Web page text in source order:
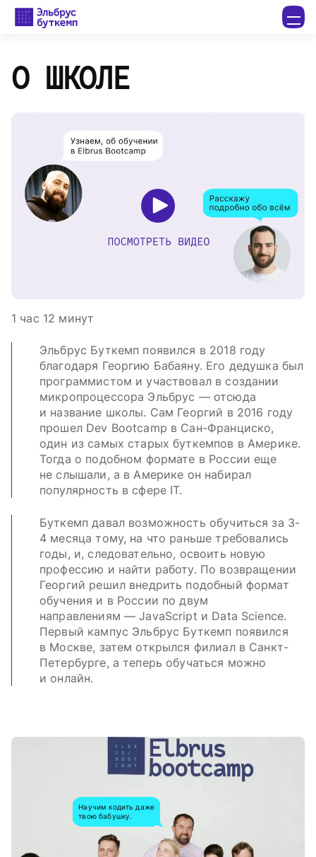
О ШКОЛЕ
1 час 12 минут
Эльбрус Буткемп появился в 2018 году
благодаря Георгию Бабаяну. Его дедушка был
программистом и участвовал в создании
микропроцессора Эльбрус — отсюда
и название школы. Сам Георгий в 2016 году
прошел Dev Bootcamp в Сан-Франциско,
один из самых старых буткемпов в Америке.
Тогда о подобном формате в России еще
не слышали, а в Америке он набирал
популярность в сфере IT.
Буткемп давал возможность обучиться за 3-
4 месяца тому, на что раньше требовались
годы, и, следовательно, освоить новую
профессию и найти работу. По возвращении
Георгий решил внедрить подобный формат
обучения и в России по двум
направлениям — JavaScript и Data Science.
Первый кампус Эльбрус Буткемп появился
в Москве, затем открылся филиал в Санкт-
Петербурге, а теперь обучаться можно
и онлайн.
Научим кодить даже
твою бабушку.